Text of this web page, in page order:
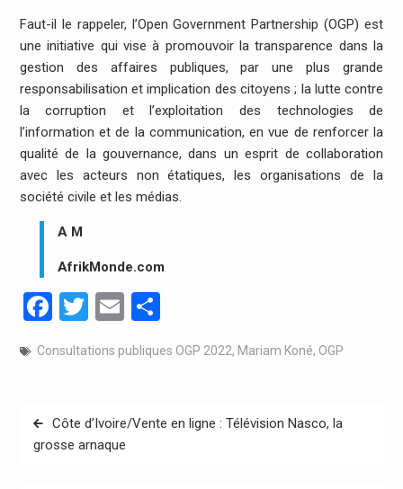
Faut-il le rappeler, l’Open Government Partnership (OGP) est
une initiative qui vise à promouvoir la transparence dans la
gestion des affaires publiques, par une plus grande
responsabilisation et implication des citoyens ; la lutte contre
la corruption et l’exploitation des technologies de
l’information et de la communication, en vue de renforcer la
qualité de la gouvernance, dans un esprit de collaboration
avec les acteurs non étatiques, les organisations de la
société civile et les médias.
A M
AfrikMonde.com
Facebook
Twitter
EmailPartager
Consultations publiques OGP 2022, Mariam Koné, OGP
Navigation
de
Côte d’Ivoire/Vente en ligne : Télévision Nasco, la
grosse arnaque